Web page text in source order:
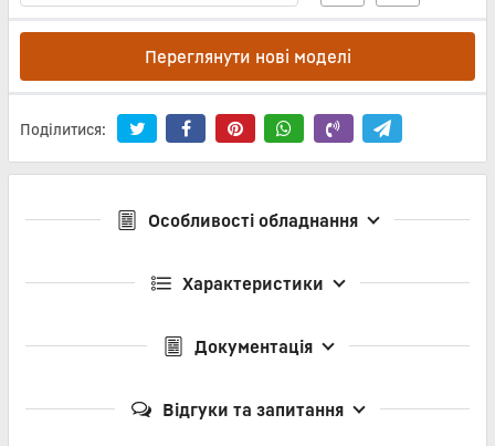
Переглянути нові моделі
Поділитися:
Особливості обладнання
Характеристики
Документація
Відгуки та запитання